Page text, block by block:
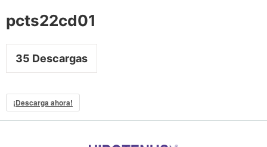
pcts22cd01
35 Descargas
¡Descarga ahora!